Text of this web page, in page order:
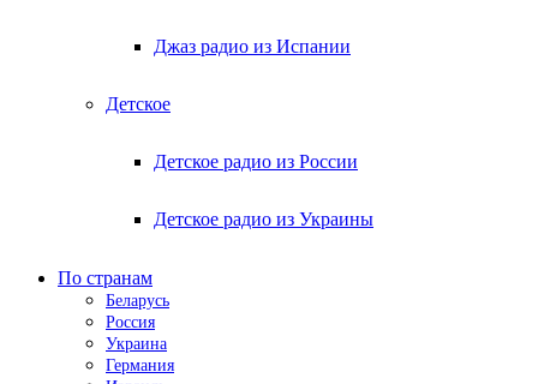
Джаз радио из Испании
Детское
Детское радио из России
Детское радио из Украины
По странам
Беларусь
Россия
Украина
Германия